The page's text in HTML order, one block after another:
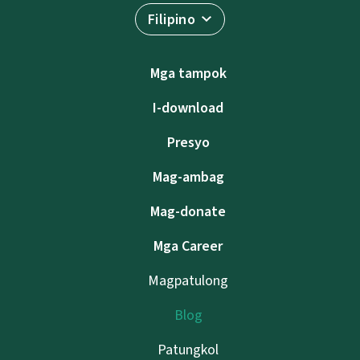
Filipino
Mga tampok
I-download
Presyo
Mag-ambag
Mag-donate
Mga Career
Magpatulong
Blog
Patungkol